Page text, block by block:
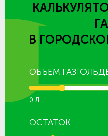
В
ОБЪЁМ
0 Л
ОСТАТОК